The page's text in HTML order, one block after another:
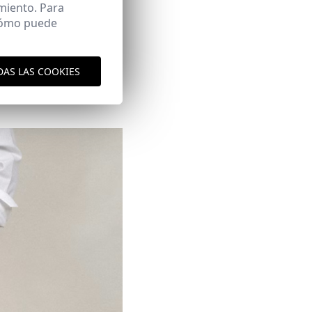
vaqueros (uno
con solo cambiar
Para
puede
LAS COOKIES